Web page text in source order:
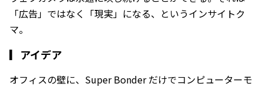
「広告」ではなく「現実」になる、というインサイトク
マ。
▎ アイデア
オフィスの壁に、Super Bonder だけでコンピューターモ